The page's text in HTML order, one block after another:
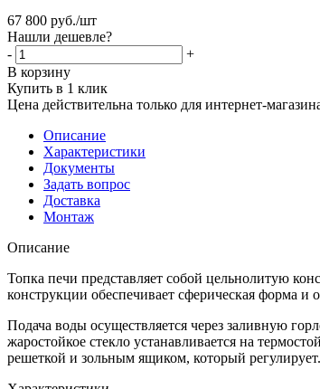
67 800 руб./шт
Нашли дешевле?
-
+
В корзину
Купить в 1 клик
Цена действительна только для интернет-
Описание
Характеристики
Документы
Задать вопрос
Доставка
Монтаж
Описание
Топка печи представляет собой цельнолитую
конструкции обеспечивает сферическая форма
Подача воды осуществляется через заливную
жаростойкое стекло устанавливается на
решеткой и зольным ящиком, который регулирует.